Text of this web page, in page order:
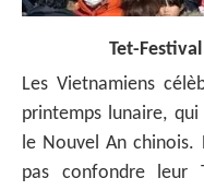
Tet-
Les Vietnamiens
printemps lunaire,
le Nouvel An chinois.
pas confondre leur